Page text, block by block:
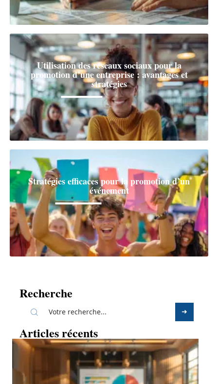
Utilisation des réseaux sociaux pour la
promotion d’une entreprise : avantages et
stratégies
Stratégies efficaces pour la promotion d’un
événement
Recherche
Articles récents